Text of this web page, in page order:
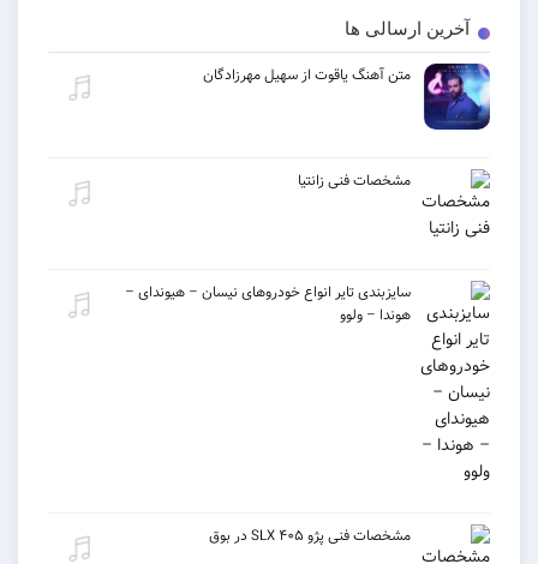
ارسالی ها
متن آهنگ یاقوت از سهیل مهرزادگان
مشخصات فنی زانتیا
سایزبندی تایر انواع خودروهای نیسان – هیوندای –
هوندا – ولوو
مشخصات فنی پژو ۴۰۵ SLX در بوق